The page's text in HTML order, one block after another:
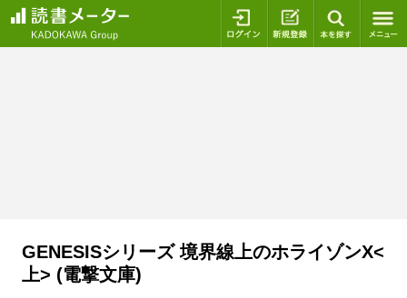
ログイン 新規登録
GENESISシリーズ 境界線上のホライゾンX<
上> (電撃文庫)